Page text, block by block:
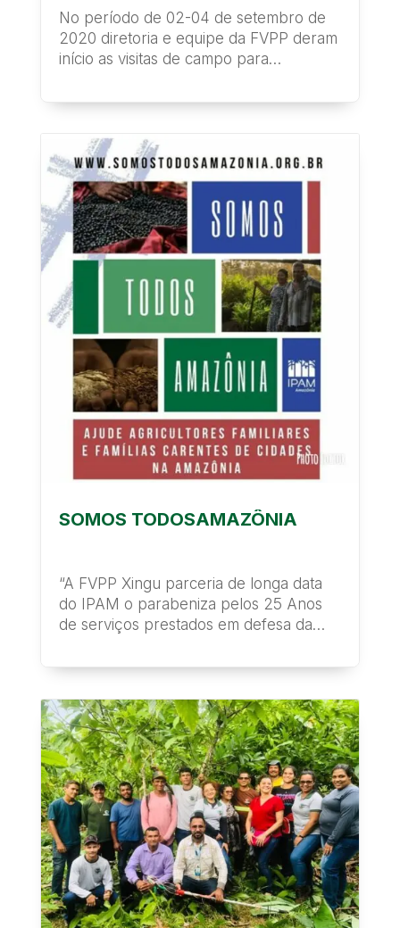
No período de 02-04 de setembro de
2020 diretoria e equipe da FVPP deram
início as visitas de campo para
SOMOS TODOSAMAZÔNIA
“A FVPP Xingu parceria de longa data
do IPAM o parabeniza pelos 25 Anos
de serviços prestados em defesa da